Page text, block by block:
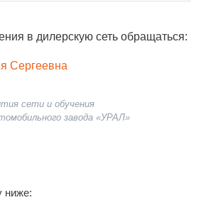
в дилерскую сеть обращаться:
Сергеевна
сети и обучения
завода «УРАЛ»
ниже: